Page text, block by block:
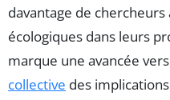
davantage de
écologiques dans leurs
marque une avancée
collective des